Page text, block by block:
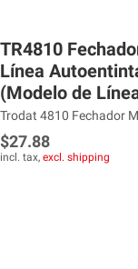
TR4810
Línea
(Modelo de
Trodat 4810 Fechador
$27.88
incl. tax, excl. shipping